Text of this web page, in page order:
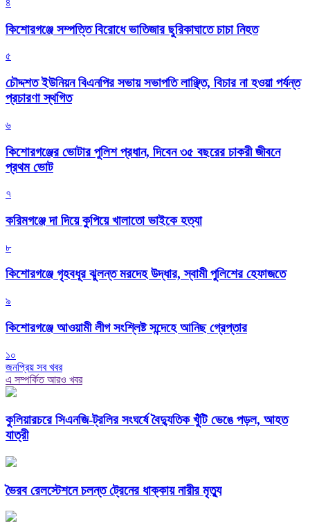
৪
কিশোরগঞ্জে সম্পত্তি বিরোধে ভাতিজার ছুরিকাঘাতে চাচা নিহত
৫
চৌদ্দশত ইউনিয়ন বিএনপির সভায় সভাপতি লাঞ্ছিত, বিচার না হওয়া পর্যন্ত
প্রচারণা স্থগিত
৬
কিশোরগঞ্জের ভোটার পুলিশ প্রধান, দিবেন ৩৫ বছরের চাকরী জীবনে
প্রথম ভোট
৭
করিমগঞ্জে দা দিয়ে কুপিয়ে খালাতো ভাইকে হত্যা
৮
কিশোরগঞ্জে গৃহবধূর ঝুলন্ত মরদেহ উদ্ধার, স্বামী পুলিশের হেফাজতে
৯
কিশোরগঞ্জে আওয়ামী লীগ সংশ্লিষ্ট সন্দেহে আনিছ গ্রেপ্তার
১০
জনপ্রিয় সব খবর
এ সম্পর্কিত আরও খবর
কুলিয়ারচরে সিএনজি-ট্রলির সংঘর্ষে বৈদ্যুতিক খুঁটি ভেঙে পড়ল, আহত
যাত্রী
ভৈরব রেলস্টেশনে চলন্ত ট্রেনের ধাক্কায় নারীর মৃত্যু